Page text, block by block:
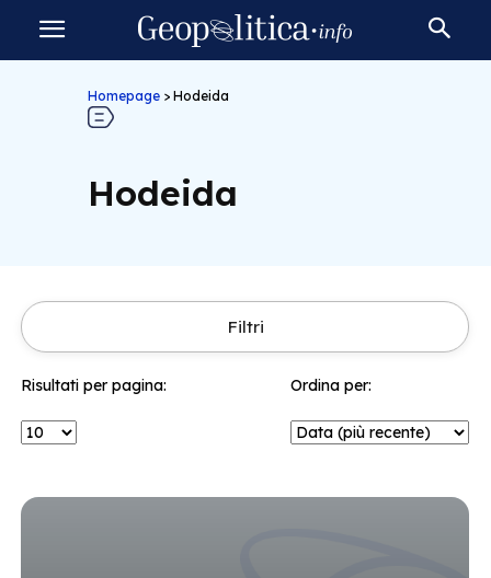
Homepage > Hodeida
Hodeida
Filtri
Risultati per pagina: Ordina per: